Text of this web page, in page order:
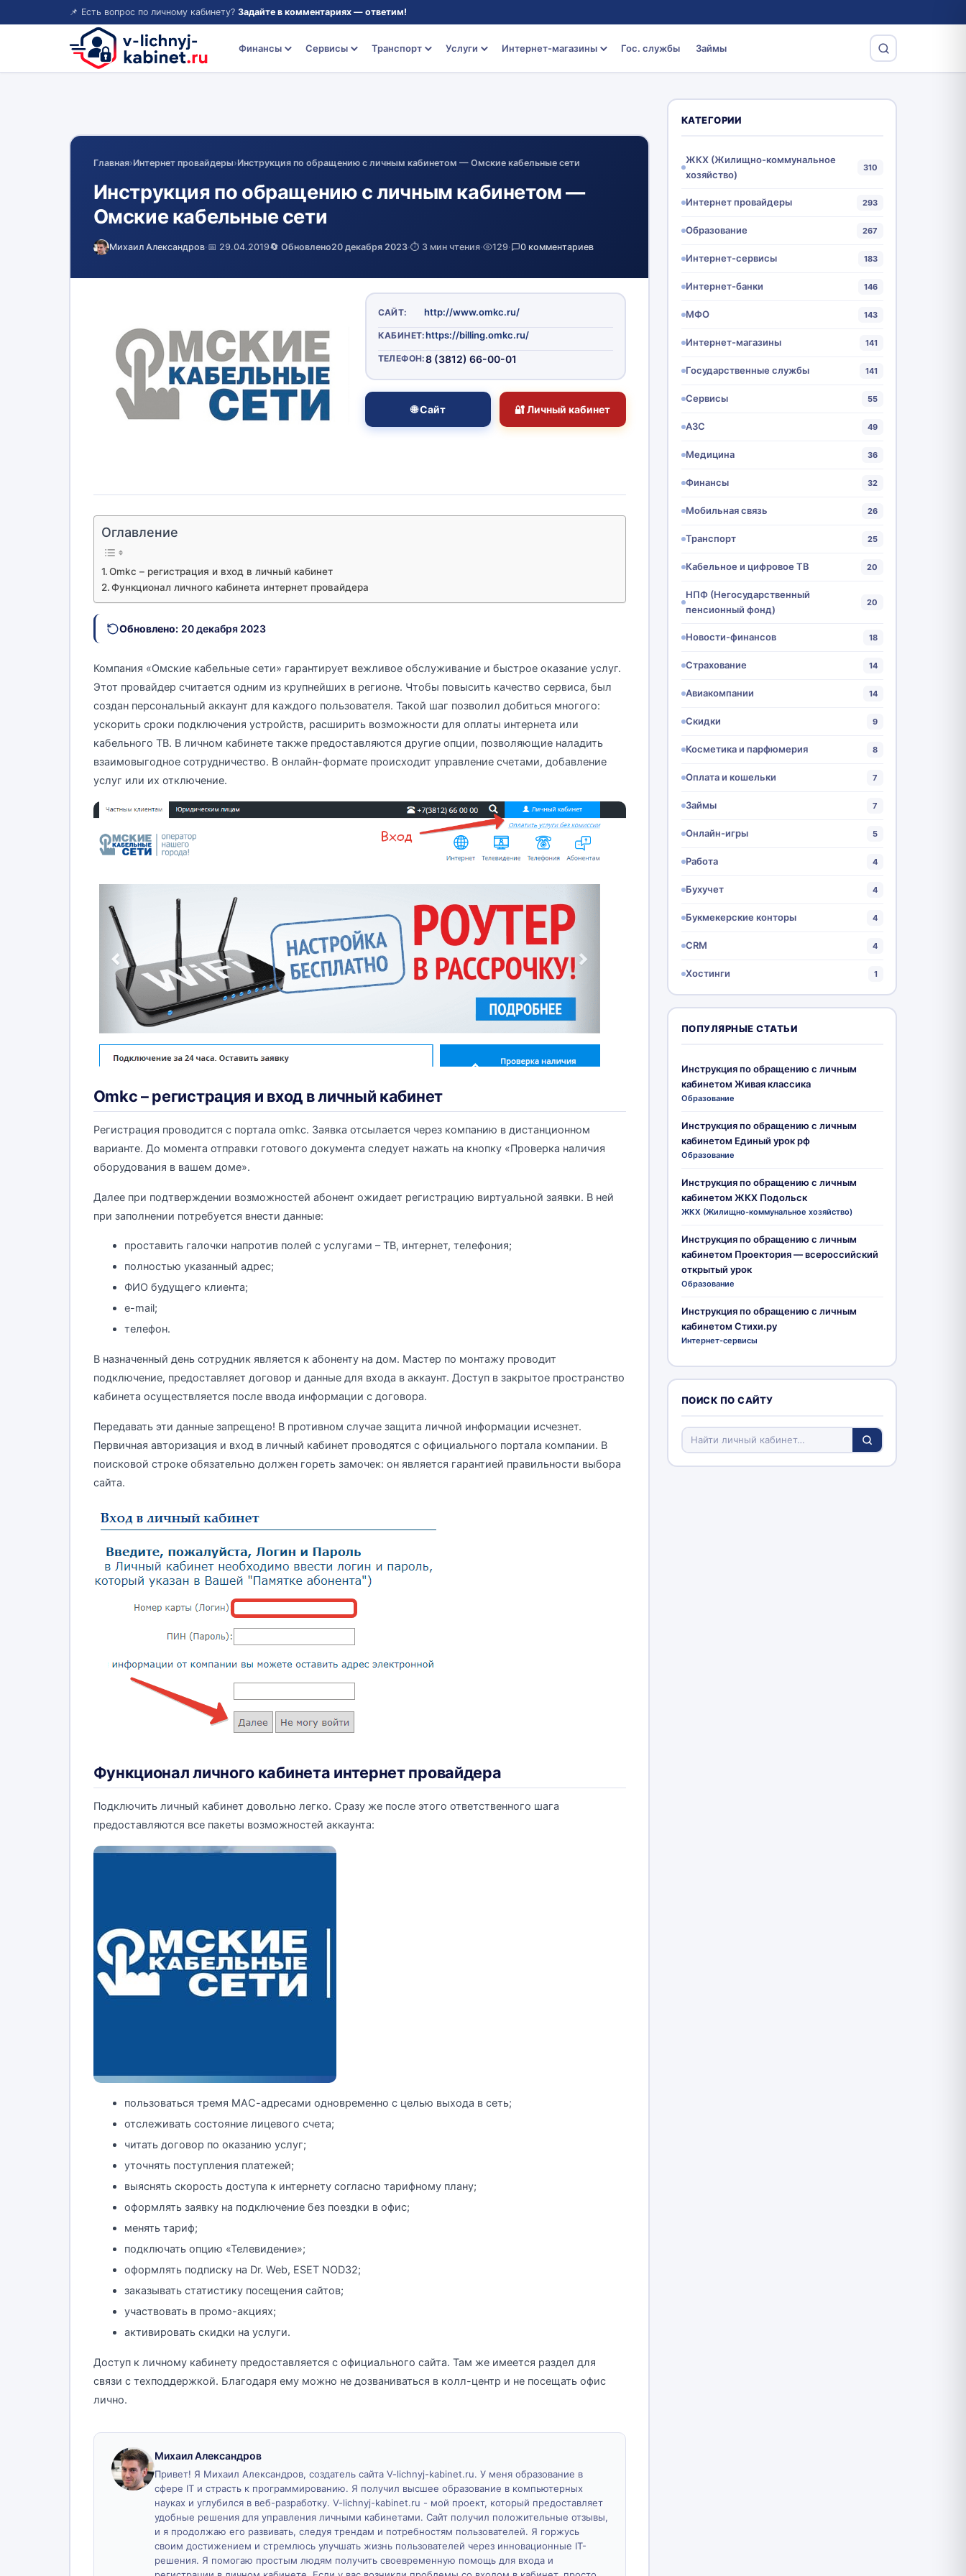
📌 Есть вопрос по личному кабинету? Задайте в комментариях — ответим!
Финансы Сервисы Транспорт Услуги Интернет-магазины Гос. службы Займы
Главная›Интернет провайдеры›Инструкция по обращению с личным кабинетом — Омские кабельные сети
Инструкция по обращению с личным кабинетом —
Омские кабельные сети
Михаил Александров·📅 29.04.2019🔄 Обновлено20 декабря 2023·⏱️ 3 мин чтения· 129· 0 комментариев
САЙТ: http://www.omkc.ru/
КАБИНЕТ:https://billing.omkc.ru/
ТЕЛЕФОН:8 (3812) 66-00-01
🌐 Сайт 🔐 Личный кабинет
Оглавление
Omkc – регистрация и вход в личный кабинет
Функционал личного кабинета интернет провайдера
Обновлено: 20 декабря 2023
Компания «Омские кабельные сети» гарантирует вежливое обслуживание и быстрое оказание услуг.
Этот провайдер считается одним из крупнейших в регионе. Чтобы повысить качество сервиса, был
создан персональный аккаунт для каждого пользователя. Такой шаг позволил добиться многого:
ускорить сроки подключения устройств, расширить возможности для оплаты интернета или
кабельного ТВ. В личном кабинете также предоставляются другие опции, позволяющие наладить
взаимовыгодное сотрудничество. В онлайн-формате происходит управление счетами, добавление
услуг или их отключение.
Omkc – регистрация и вход в личный кабинет
Регистрация проводится с портала omkc. Заявка отсылается через компанию в дистанционном
варианте. До момента отправки готового документа следует нажать на кнопку «Проверка наличия
оборудования в вашем доме».
Далее при подтверждении возможностей абонент ожидает регистрацию виртуальной заявки. В ней
при заполнении потребуется внести данные:
проставить галочки напротив полей с услугами – ТВ, интернет, телефония;
полностью указанный адрес;
ФИО будущего клиента;
e-mail;
телефон.
В назначенный день сотрудник является к абоненту на дом. Мастер по монтажу проводит
подключение, предоставляет договор и данные для входа в аккаунт. Доступ в закрытое пространство
кабинета осуществляется после ввода информации с договора.
Передавать эти данные запрещено! В противном случае защита личной информации исчезнет.
Первичная авторизация и вход в личный кабинет проводятся с официального портала компании. В
поисковой строке обязательно должен гореть замочек: он является гарантией правильности выбора
сайта.
Функционал личного кабинета интернет провайдера
Подключить личный кабинет довольно легко. Сразу же после этого ответственного шага
предоставляются все пакеты возможностей аккаунта:
пользоваться тремя МАС-адресами одновременно с целью выхода в сеть;
отслеживать состояние лицевого счета;
читать договор по оказанию услуг;
уточнять поступления платежей;
выяснять скорость доступа к интернету согласно тарифному плану;
оформлять заявку на подключение без поездки в офис;
менять тариф;
подключать опцию «Телевидение»;
оформлять подписку на Dr. Web, ESET NOD32;
заказывать статистику посещения сайтов;
участвовать в промо-акциях;
активировать скидки на услуги.
Доступ к личному кабинету предоставляется с официального сайта. Там же имеется раздел для
связи с техподдержкой. Благодаря ему можно не дозваниваться в колл-центр и не посещать офис
лично.
Михаил Александров
Привет! Я Михаил Александров, создатель сайта V-lichnyj-kabinet.ru. У меня образование в
сфере IT и страсть к программированию. Я получил высшее образование в компьютерных
науках и углубился в веб-разработку. V-lichnyj-kabinet.ru - мой проект, который предоставляет
удобные решения для управления личными кабинетами. Сайт получил положительные отзывы,
и я продолжаю его развивать, следуя трендам и потребностям пользователей. Я горжусь
своим достижением и стремлюсь улучшать жизнь пользователей через инновационные IT-
решения. Я помогаю простым людям получить своевременную помощь для входа и
КАТЕГОРИИ
ЖКХ (Жилищно-коммунальное
хозяйство)
310
Интернет провайдеры 293
Образование 267
Интернет-сервисы 183
Интернет-банки 146
МФО 143
Интернет-магазины 141
Государственные службы 141
Сервисы 55
АЗС 49
Медицина 36
Финансы 32
Мобильная связь 26
Транспорт 25
Кабельное и цифровое ТВ 20
НПФ (Негосударственный
пенсионный фонд)
20
Новости-финансов 18
Страхование 14
Авиакомпании 14
Скидки 9
Косметика и парфюмерия 8
Оплата и кошельки 7
Займы 7
Онлайн-игры 5
Работа 4
Бухучет 4
Букмекерские конторы 4
CRM 4
Хостинги 1
ПОПУЛЯРНЫЕ СТАТЬИ
Инструкция по обращению с личным
кабинетом Живая классика
Образование
Инструкция по обращению с личным
кабинетом Единый урок рф
Образование
Инструкция по обращению с личным
кабинетом ЖКХ Подольск
ЖКХ (Жилищно-коммунальное хозяйство)
Инструкция по обращению с личным
кабинетом Проектория — всероссийский
открытый урок
Образование
Инструкция по обращению с личным
кабинетом Стихи.ру
Интернет-сервисы
ПОИСК ПО САЙТУ